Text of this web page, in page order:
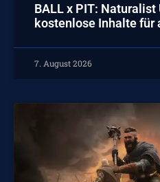
BALL x PIT:
kostenlose Inhalte für
7. August 2026